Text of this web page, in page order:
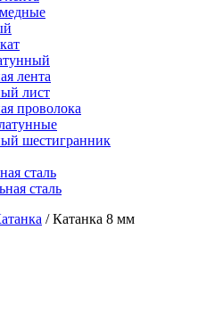
лента
лист
проволока
шестигранник
сталь
сталь
/ Катанка 8 мм